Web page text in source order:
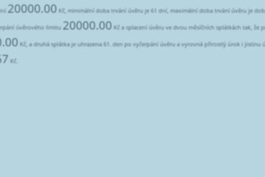
20000.00 Kč, minimální doba trvání úvěru je 61 dní, maximální doba trvání úvěru je
úvěrového limitu20000.00 Kč a splacení úvěru ve dvou měsíčních splátkách tak,
Kč, a druhá splátka je uhrazena 61. den po vyčerpání úvěru a vyrovná přirostlý úrok i jistinu
Kč.